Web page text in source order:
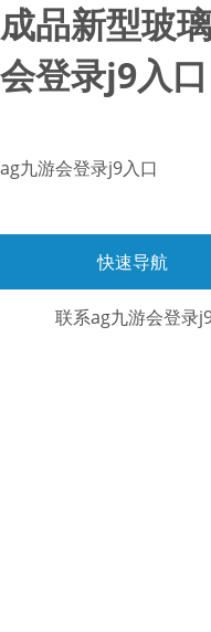
成品新型玻
会登录j9入口
ag九游会登录j9入口
快速导航
联系ag九游会登录